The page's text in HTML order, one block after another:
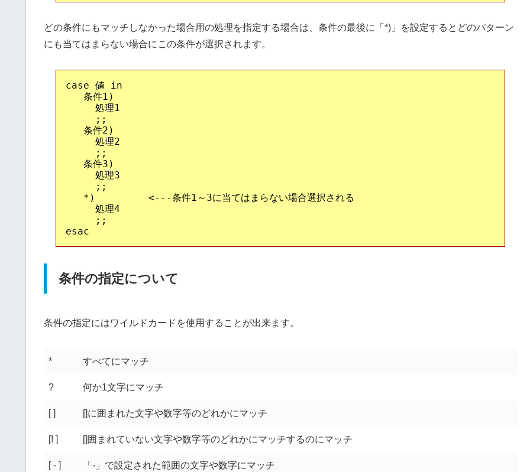
どの条件にもマッチしなかった場合用の処理を指定する場合は、条件の最後に「*)」を設定するとどのパターン
にも当てはまらない場合にこの条件が選択されます。
case 値 in
   条件1)
     処理1
     ;;
   条件2)
     処理2
     ;;
   条件3)
     処理3
     ;;
   *)         <---条件1～3に当てはまらない場合選択される
     処理4
     ;;
条件の指定について
条件の指定にはワイルドカードを使用することが出来ます。
* すべてにマッチ
? 何か1文字にマッチ
[ ] []に囲まれた文字や数字等のどれかにマッチ
[! ] []囲まれていない文字や数字等のどれかにマッチするのにマッチ
[ - ] 「-」で設定された範囲の文字や数字にマッチ